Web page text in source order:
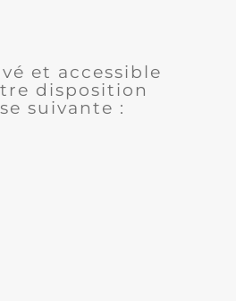
et accessible
disposition
suivante :